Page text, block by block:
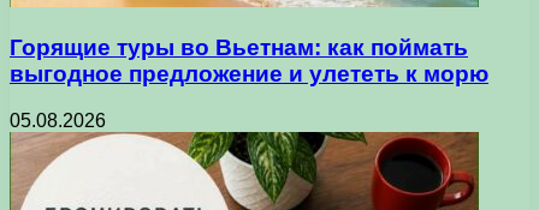
Горящие туры во Вьетнам: как поймать
выгодное предложение и улететь к морю
05.08.2026